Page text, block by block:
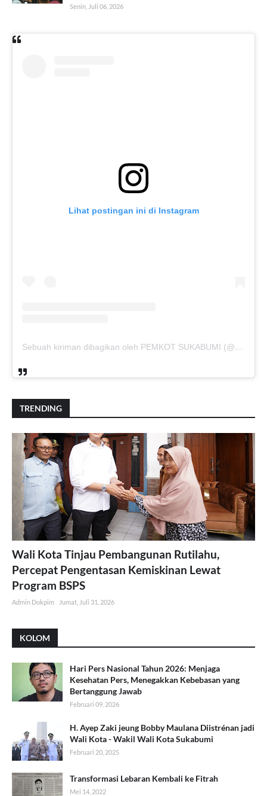
Senin, Juli 06, 2026
Lihat postingan ini di Instagram
Sebuah kiriman dibagikan oleh PEMKOT SUKABUMI (@pemkotsukabumi_)
TRENDING
Wali Kota Tinjau Pembangunan Rutilahu,
Percepat Pengentasan Kemiskinan Lewat
Program BSPS
Admin Dokpim Jumat, Juli 31, 2026
KOLOM
Hari Pers Nasional Tahun 2026: Menjaga
Kesehatan Pers, Menegakkan Kebebasan yang
Bertanggung Jawab
Februari 09, 2026
H. Ayep Zaki jeung Bobby Maulana Diistrénan jadi
Wali Kota - Wakil Wali Kota Sukabumi
Februari 20, 2025
Transformasi Lebaran Kembali ke Fitrah
Mei 14, 2022